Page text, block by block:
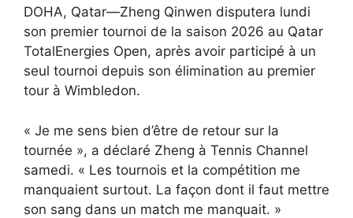
DOHA, Qatar—Zheng Qinwen disputera lundi
son premier tournoi de la saison 2026 au Qatar
TotalEnergies Open, après avoir participé à un
seul tournoi depuis son élimination au premier
tour à Wimbledon.
« Je me sens bien d’être de retour sur la
tournée », a déclaré Zheng à Tennis Channel
samedi. « Les tournois et la compétition me
manquaient surtout. La façon dont il faut mettre
son sang dans un match me manquait. »